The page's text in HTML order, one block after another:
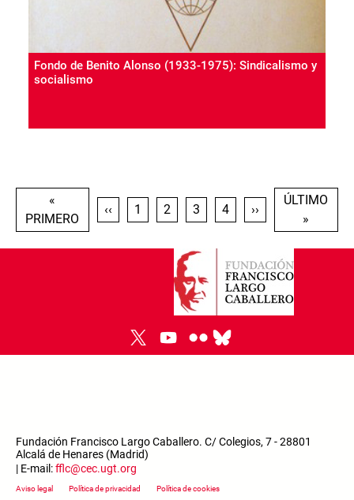
Fondo de Benito Alonso (1933-1975): Sindicalismo y
socialismo
Paginación
PRIMERA PÁGINA
«
PRIMERO
PÁGINA ANTERIOR
‹‹ PÁGINA
1 PÁGINA
2 PÁGINA
3 PÁGINA
4 SIGUIENTE
››
ÚLTIMA
ÚLTIMO
»
Fundación Francisco Largo Caballero. C/ Colegios, 7 - 28801
Alcalá de Henares (Madrid)
| E-mail:fflc@cec.ugt.org
Footer menu
Aviso legal Política de privacidad Política de cookies